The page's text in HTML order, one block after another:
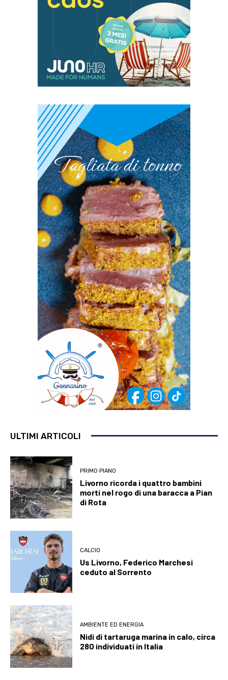
ULTIMI ARTICOLI
PRIMO PIANO
Livorno ricorda i quattro bambini
morti nel rogo di una baracca a Pian
di Rota
CALCIO
Us Livorno, Federico Marchesi
ceduto al Sorrento
AMBIENTE ED ENERGIA
Nidi di tartaruga marina in calo, circa
280 individuati in Italia